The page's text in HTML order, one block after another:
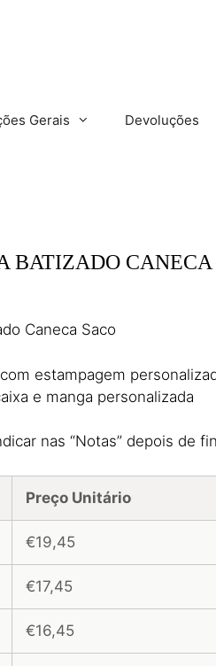
Gerais Devoluções
BATIZADO CANECA
Caneca Saco
estampagem
e manga personalizada
nas “Notas” depois de
Preço Unitário
€19,45
€17,45
€16,45